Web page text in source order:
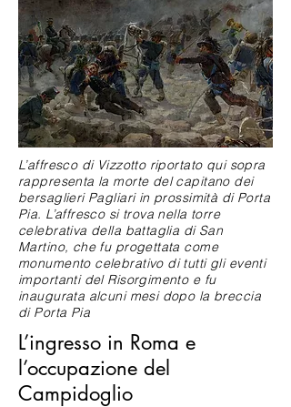
L’affresco di Vizzotto riportato qui sopra
rappresenta la morte del capitano dei
bersaglieri Pagliari in prossimità di Porta
Pia. L’affresco si trova nella torre
celebrativa della battaglia di San
Martino, che fu progettata come
monumento celebrativo di tutti gli eventi
importanti del Risorgimento e fu
inaugurata alcuni mesi dopo la breccia
di Porta Pia
L’ingresso in Roma e
l’occupazione del
Campidoglio